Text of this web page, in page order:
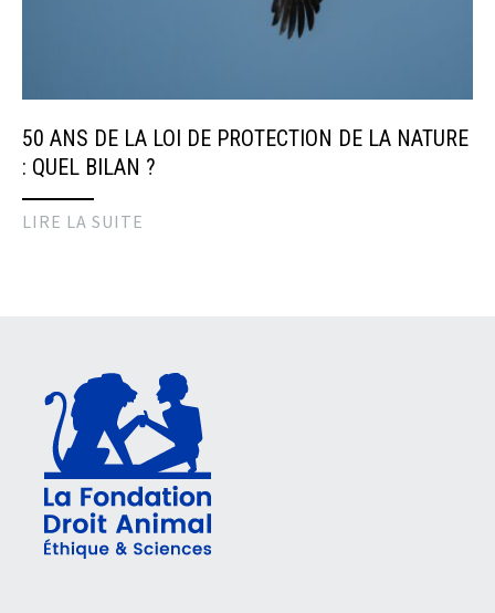
50 ANS DE LA LOI DE PROTECTION DE LA NATURE
: QUEL BILAN ?
LIRE LA SUITE